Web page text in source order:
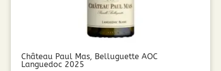
Château Paul Mas, Belluguette AOC
Languedoc 2025